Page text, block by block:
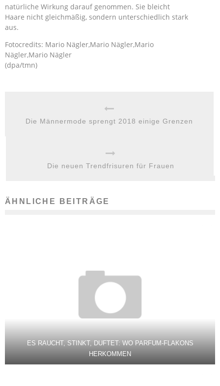
natürliche Wirkung darauf genommen. Sie bleicht
Haare nicht gleichmäßig, sondern unterschiedlich stark
aus.
Fotocredits: Mario Nägler,Mario Nägler,Mario
Nägler,Mario Nägler
(dpa/tmn)
Die Männermode sprengt 2018 einige Grenzen
Die neuen Trendfrisuren für Frauen
ÄHNLICHE BEITRÄGE
ES RAUCHT, STINKT, DUFTET: WO PARFUM-FLAKONS
HERKOMMEN